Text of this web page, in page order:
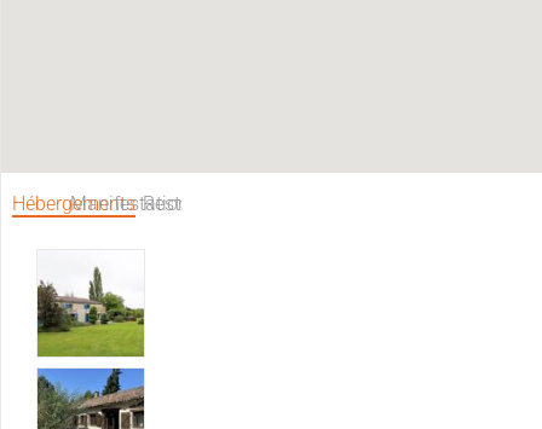
Hébergements
ManifestationsRestaurants